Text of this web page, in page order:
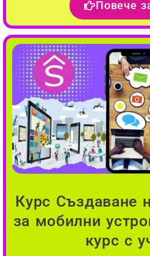
Повече
Курс Създаване
за мобилни
курс с